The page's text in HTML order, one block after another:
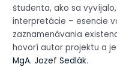
študenta, ako sa
interpretácie – esencie
zaznamenávania
hovorí autor projektu a
MgA. Jozef Sedlák.